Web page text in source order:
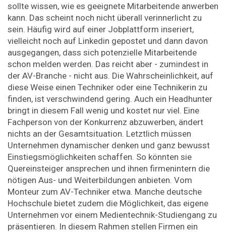
sollte wissen, wie es geeignete Mitarbeitende anwerben
kann. Das scheint noch nicht überall verinnerlicht zu
sein. Häufig wird auf einer Jobplattform inseriert,
vielleicht noch auf Linkedin gepostet und dann davon
ausgegangen, dass sich potenzielle Mitarbeitende
schon melden werden. Das reicht aber - zumindest in
der AV-Branche - nicht aus. Die Wahrscheinlichkeit, auf
diese Weise einen Techniker oder eine Technikerin zu
finden, ist verschwindend gering. Auch ein Headhunter
bringt in diesem Fall wenig und kostet nur viel. Eine
Fachperson von der Konkurrenz abzuwerben, ändert
nichts an der Gesamtsituation. Letztlich müssen
Unternehmen dynamischer denken und ganz bewusst
Einstiegsmöglichkeiten schaffen. So könnten sie
Quereinsteiger ansprechen und ihnen firmenintern die
nötigen Aus- und Weiterbildungen anbieten. Vom
Monteur zum AV-Techniker etwa. Manche deutsche
Hochschule bietet zudem die Möglichkeit, das eigene
Unternehmen vor einem Medientechnik-Studiengang zu
präsentieren. In diesem Rahmen stellen Firmen ein